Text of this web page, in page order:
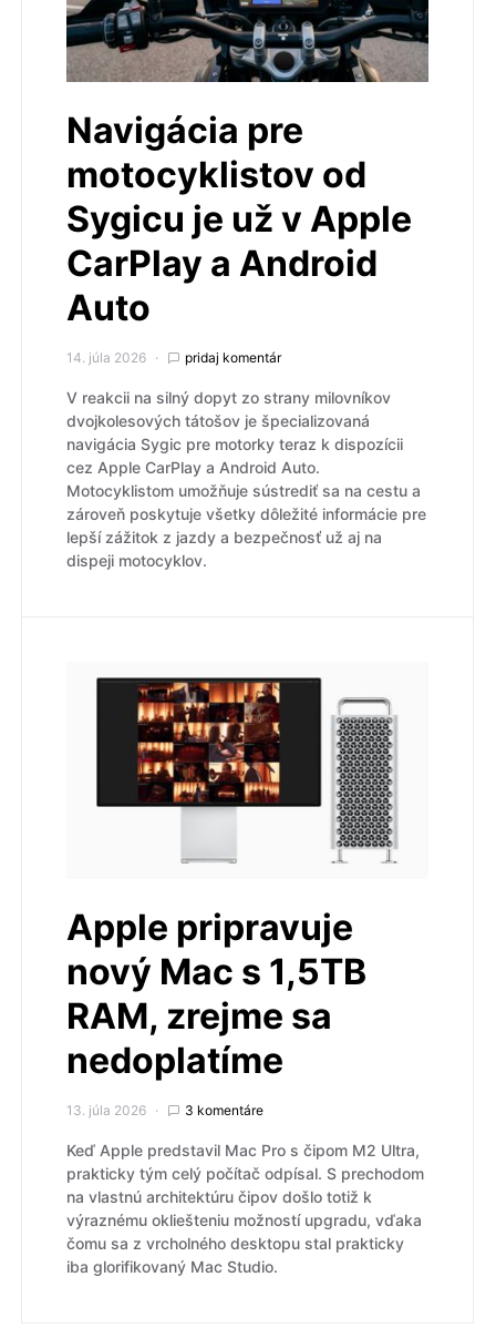
Navigácia pre
motocyklistov od
Sygicu je už v Apple
CarPlay a Android
Auto
14. júla 2026 pridaj komentár
V reakcii na silný dopyt zo strany milovníkov
dvojkolesových tátošov je špecializovaná
navigácia Sygic pre motorky teraz k dispozícii
cez Apple CarPlay a Android Auto.
Motocyklistom umožňuje sústrediť sa na cestu a
zároveň poskytuje všetky dôležité informácie pre
lepší zážitok z jazdy a bezpečnosť už aj na
dispeji motocyklov.
Apple pripravuje
nový Mac s 1,5TB
RAM, zrejme sa
nedoplatíme
13. júla 2026 3 komentáre
Keď Apple predstavil Mac Pro s čipom M2 Ultra,
prakticky tým celý počítač odpísal. S prechodom
na vlastnú architektúru čipov došlo totiž k
výraznému okliešteniu možností upgradu, vďaka
čomu sa z vrcholného desktopu stal prakticky
iba glorifikovaný Mac Studio.